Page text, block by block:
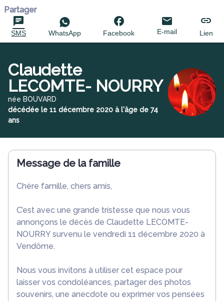
Partager
SMS WhatsApp Facebook E-mail Lien
Claudette
LECOMTE- NOURRY
née BOUVARD
décédée le 11 décembre 2020 à l'âge de 74
ans
Message de la famille
Chère famille, chers amis,
C’est avec une grande tristesse que nous vous
annonçons le décès de Claudette LECOMTE-
NOURRY survenu le vendredi 11 décembre 2020 à
Vendôme.
Nous vous invitons à utiliser cet espace pour
laisser vos condoléances, partager des photos
souvenirs, une anecdote ou exprimer vos pensées